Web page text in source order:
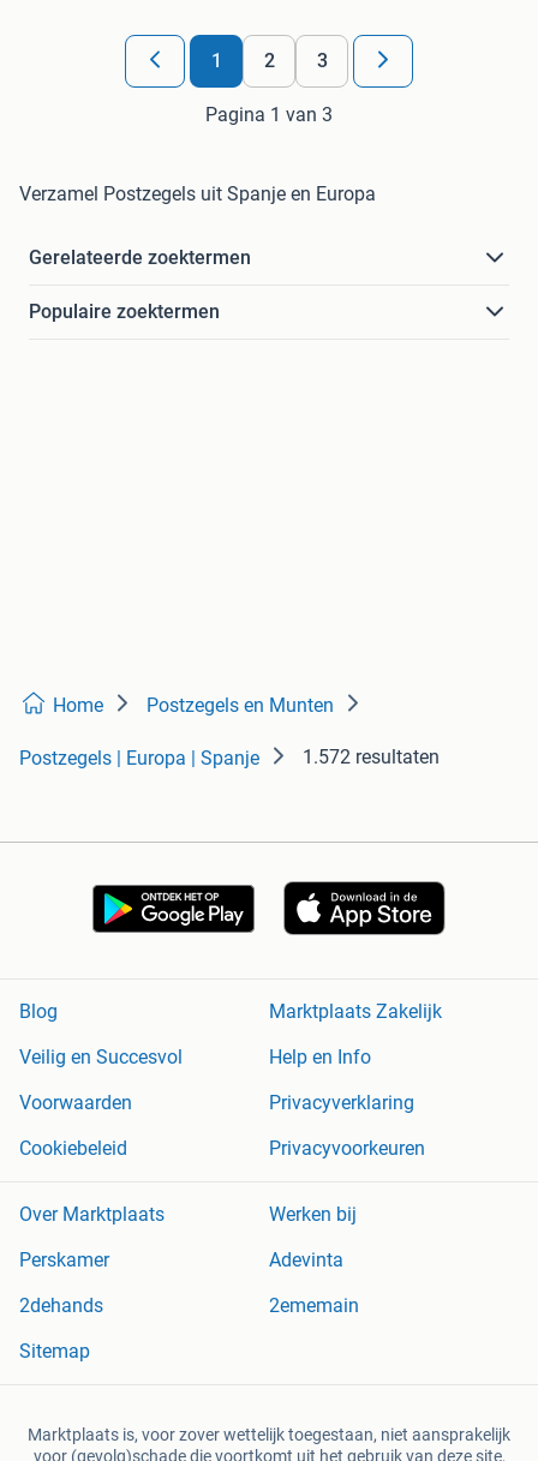
1 2 3
Pagina 1 van 3
Verzamel Postzegels uit Spanje en Europa
Gerelateerde zoektermen
Populaire zoektermen
Home Postzegels en Munten
Postzegels | Europa | Spanje 1.572 resultaten
Blog
Marktplaats Zakelijk
Veilig en Succesvol
Help en Info
Voorwaarden
Privacyverklaring
Cookiebeleid
Privacyvoorkeuren
Over Marktplaats
Werken bij
Perskamer
Adevinta
2dehands
2ememain
Sitemap
Marktplaats is, voor zover wettelijk toegestaan, niet aansprakelijk
voor (gevolg)schade die voortkomt uit het gebruik van deze site,